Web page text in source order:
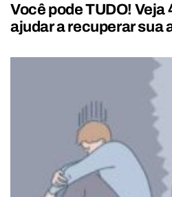
Você pode TUDO! Veja
ajudar a recuperar sua